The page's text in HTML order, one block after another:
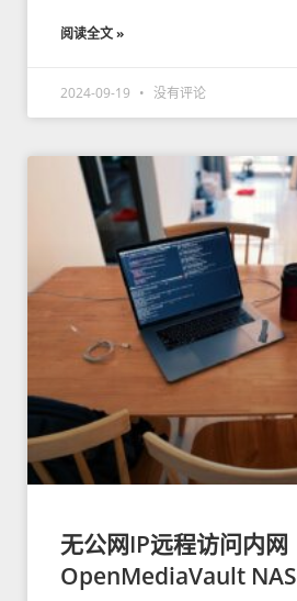
阅读全文 »
2024-09-19 没有评论
无公网IP远程访问内网
OpenMediaVault NAS